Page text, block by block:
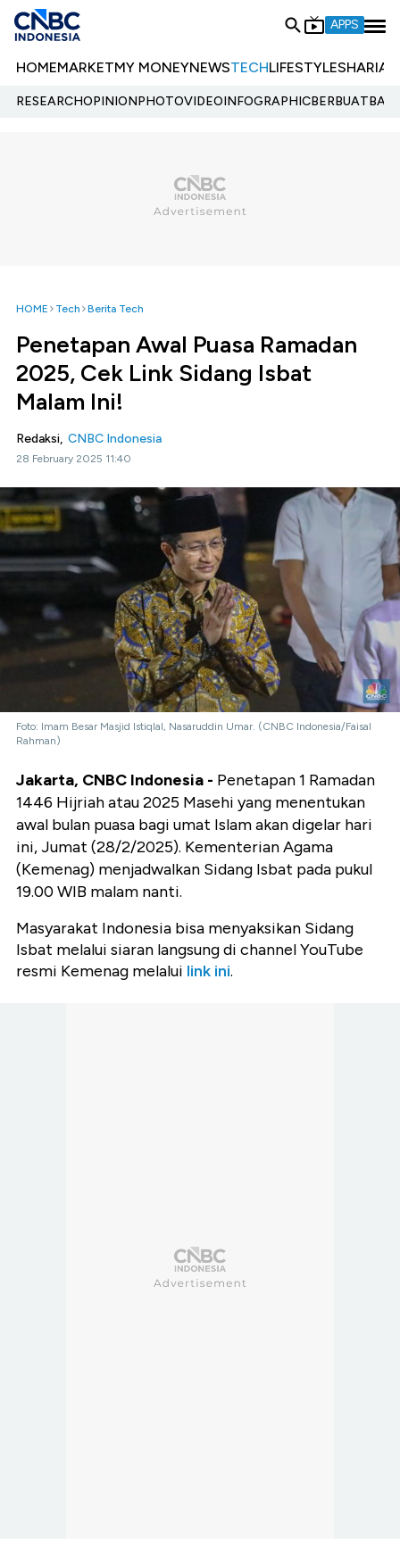
APPS
HOMEMARKETMY MONEYNEWSTECHLIFESTYLESHARIA
RESEARCHOPINIONPHOTOVIDEOINFOGRAPHIC
HOME Tech Berita Tech
Penetapan Awal Puasa Ramadan
2025, Cek Link Sidang Isbat
Malam Ini!
Redaksi, CNBC Indonesia
28 February 2025 11:40
Foto: Imam Besar Masjid Istiqlal, Nasaruddin Umar. (CNBC Indonesia/Faisal
Rahman)
Jakarta, CNBC Indonesia - Penetapan 1 Ramadan
1446 Hijriah atau 2025 Masehi yang menentukan
awal bulan puasa bagi umat Islam akan digelar hari
ini, Jumat (28/2/2025). Kementerian Agama
(Kemenag) menjadwalkan Sidang Isbat pada pukul
19.00 WIB malam nanti.
Masyarakat Indonesia bisa menyaksikan Sidang
Isbat melalui siaran langsung di channel YouTube
resmi Kemenag melalui link ini.